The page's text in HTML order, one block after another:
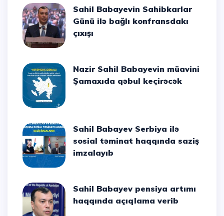
Sahil Babayevin Sahibkarlar
Günü ilə bağlı konfransdakı
çıxışı
Nazir Sahil Babayevin müavini
Şamaxıda qəbul keçirəcək
Sahil Babayev Serbiya ilə
sosial təminat haqqında saziş
imzalayıb
Sahil Babayev pensiya artımı
haqqında açıqlama verib